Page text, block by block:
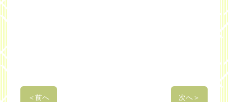
＜前へ 次へ＞